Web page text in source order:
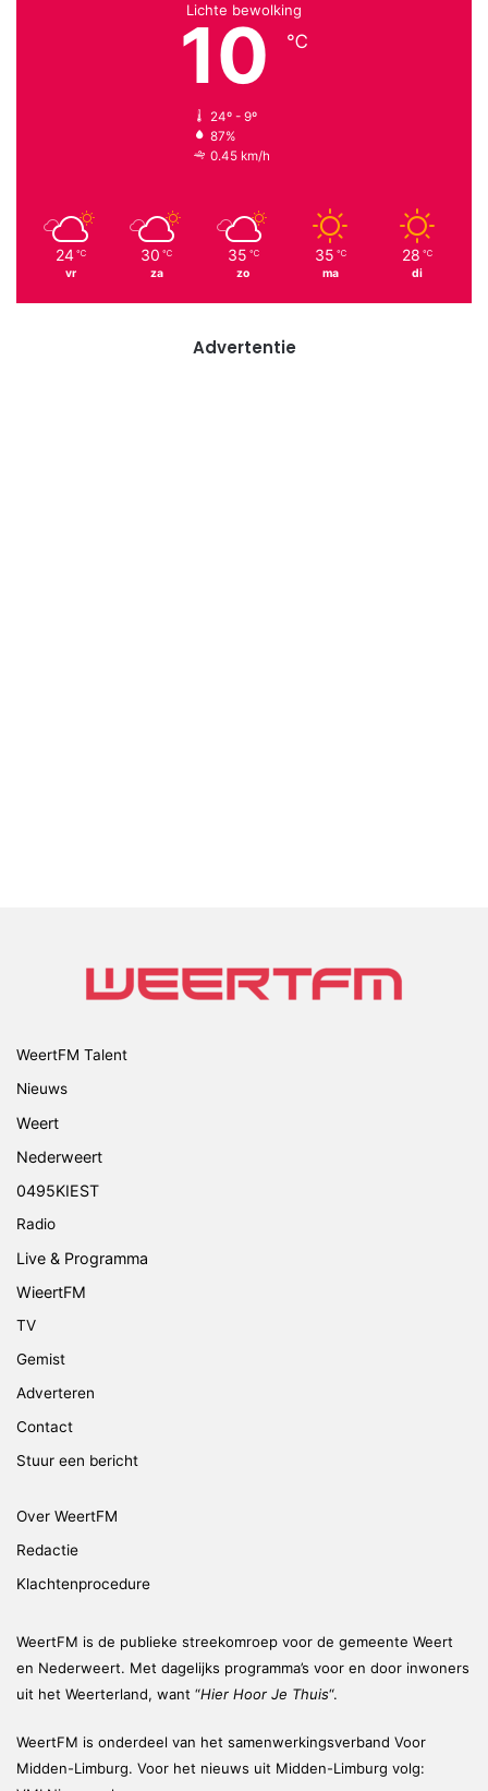
Lichte bewolking
10 ℃
24º - 9º
87%
0.45 km/h
24 ℃
vr
30 ℃
za
35 ℃
zo
35 ℃
ma
28 ℃
di
Advertentie
WeertFM Talent
Nieuws
Weert
Nederweert
0495KIEST
Radio
Live & Programma
WieertFM
TV
Gemist
Adverteren
Contact
Stuur een bericht
Over WeertFM
Redactie
Klachtenprocedure
WeertFM is de publieke streekomroep voor de gemeente Weert
en Nederweert. Met dagelijks programma’s voor en door inwoners
uit het Weerterland, want “Hier Hoor Je Thuis“.
WeertFM is onderdeel van het samenwerkingsverband Voor
Midden-Limburg. Voor het nieuws uit Midden-Limburg volg: